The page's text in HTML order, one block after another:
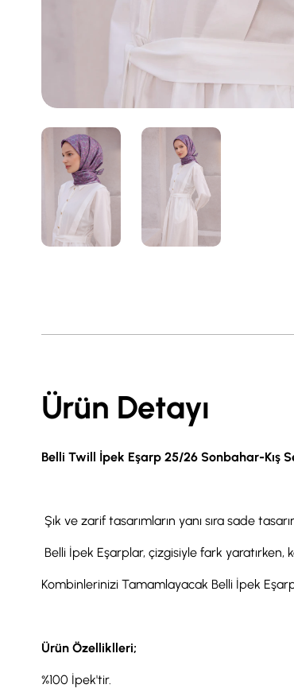
Ürün Detayı
Belli Twill İpek Eşarp 25/26 Sonbahar-Kış
Şık ve zarif tasarımların yanı sıra sade
Belli İpek Eşarplar, çizgisiyle fark yaratırken,
Kombinlerinizi Tamamlayacak Belli İpek
Ürün Özelliklleri;
%100 İpek'tir.